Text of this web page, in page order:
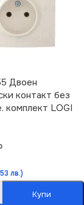
Двоен
контакт без
комплект LOGI
лв.)
Купи